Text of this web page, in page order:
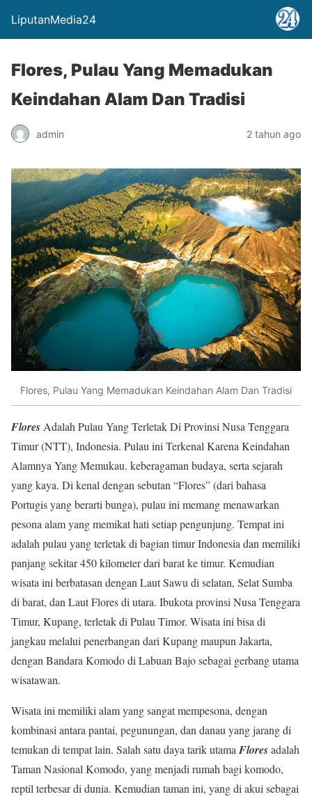
LiputanMedia24
Flores, Pulau Yang Memadukan
Keindahan Alam Dan Tradisi
admin 2 tahun ago
Flores, Pulau Yang Memadukan Keindahan Alam Dan Tradisi
Flores Adalah Pulau Yang Terletak Di Provinsi Nusa Tenggara
Timur (NTT), Indonesia. Pulau ini Terkenal Karena Keindahan
Alamnya Yang Memukau. keberagaman budaya, serta sejarah
yang kaya. Di kenal dengan sebutan “Flores” (dari bahasa
Portugis yang berarti bunga), pulau ini memang menawarkan
pesona alam yang memikat hati setiap pengunjung. Tempat ini
adalah pulau yang terletak di bagian timur Indonesia dan memiliki
panjang sekitar 450 kilometer dari barat ke timur. Kemudian
wisata ini berbatasan dengan Laut Sawu di selatan, Selat Sumba
di barat, dan Laut Flores di utara. Ibukota provinsi Nusa Tenggara
Timur, Kupang, terletak di Pulau Timor. Wisata ini bisa di
jangkau melalui penerbangan dari Kupang maupun Jakarta,
dengan Bandara Komodo di Labuan Bajo sebagai gerbang utama
wisatawan.
Wisata ini memiliki alam yang sangat mempesona, dengan
kombinasi antara pantai, pegunungan, dan danau yang jarang di
temukan di tempat lain. Salah satu daya tarik utama Floresadalah
Taman Nasional Komodo, yang menjadi rumah bagi komodo,
reptil terbesar di dunia. Kemudian taman ini, yang di akui sebagai